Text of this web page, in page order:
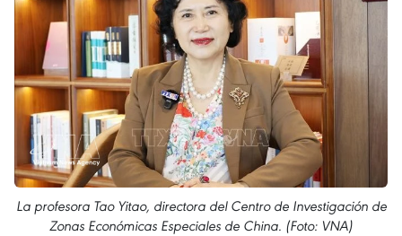
La profesora Tao Yitao, directora del Centro de Investigación de
Zonas Económicas Especiales de China. (Foto: VNA)